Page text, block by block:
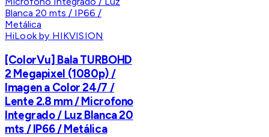
HiLook by HIKVISION
[ColorVu] Bala TURBOHD
2 Megapixel (1080p) /
Imagen a Color 24/7 /
Lente 2.8 mm / Microfono
Integrado / Luz Blanca 20
mts / IP66 / Metálica